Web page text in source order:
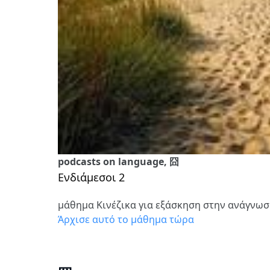
podcasts on language, 囧
Ενδιάμεσοι 2
μάθημα Κινέζικα για εξάσκηση στην
Άρχισε αυτό το μάθημα τώρα